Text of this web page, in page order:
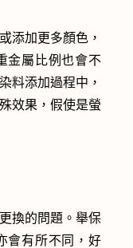
添加更多顏色，
金屬比例也會不
料添加過程中，
效果，假使是螢
換的問題。舉保
會有所不同，好